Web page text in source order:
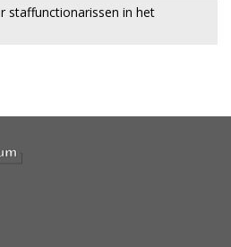
staffunctionarissen in het